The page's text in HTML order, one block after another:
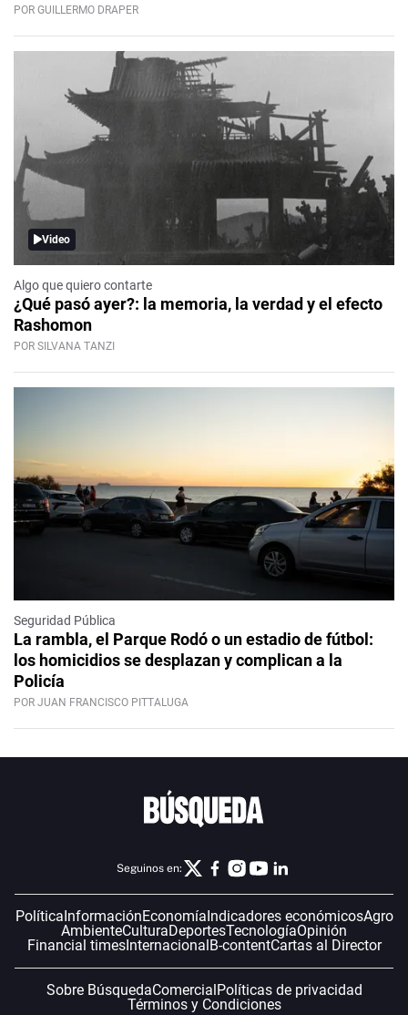
POR GUILLERMO DRAPER
Video
Algo que quiero contarte
¿Qué pasó ayer?: la memoria, la verdad y el efecto
Rashomon
POR SILVANA TANZI
Seguridad Pública
La rambla, el Parque Rodó o un estadio de fútbol:
los homicidios se desplazan y complican a la
Policía
POR JUAN FRANCISCO PITTALUGA
Seguinos en:
Política InformaciónEconomía Indicadores económicosAgro
AmbienteCulturaDeportesTecnologíaOpinión
Financial timesInternacional B-contentCartas al Director
Sobre BúsquedaComercial Políticas de privacidad
Términos y Condiciones